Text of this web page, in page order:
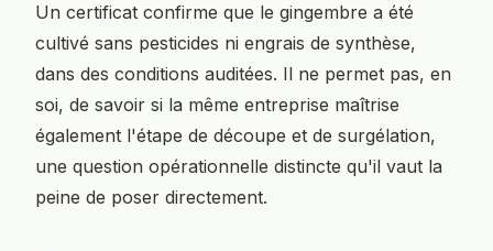
Un certificat confirme que le gingembre a été
cultivé sans pesticides ni engrais de synthèse,
dans des conditions auditées. Il ne permet pas, en
soi, de savoir si la même entreprise maîtrise
également l'étape de découpe et de surgélation,
une question opérationnelle distincte qu'il vaut la
peine de poser directement.